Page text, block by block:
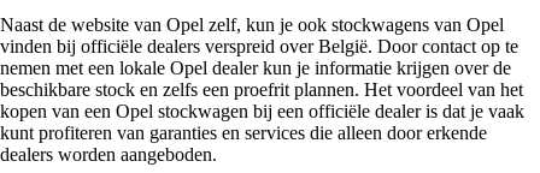
Naast de website van Opel zelf, kun je ook stockwagens van Opel
vinden bij officiële dealers verspreid over België. Door contact op te
nemen met een lokale Opel dealer kun je informatie krijgen over de
beschikbare stock en zelfs een proefrit plannen. Het voordeel van het
kopen van een Opel stockwagen bij een officiële dealer is dat je vaak
kunt profiteren van garanties en services die alleen door erkende
dealers worden aangeboden.